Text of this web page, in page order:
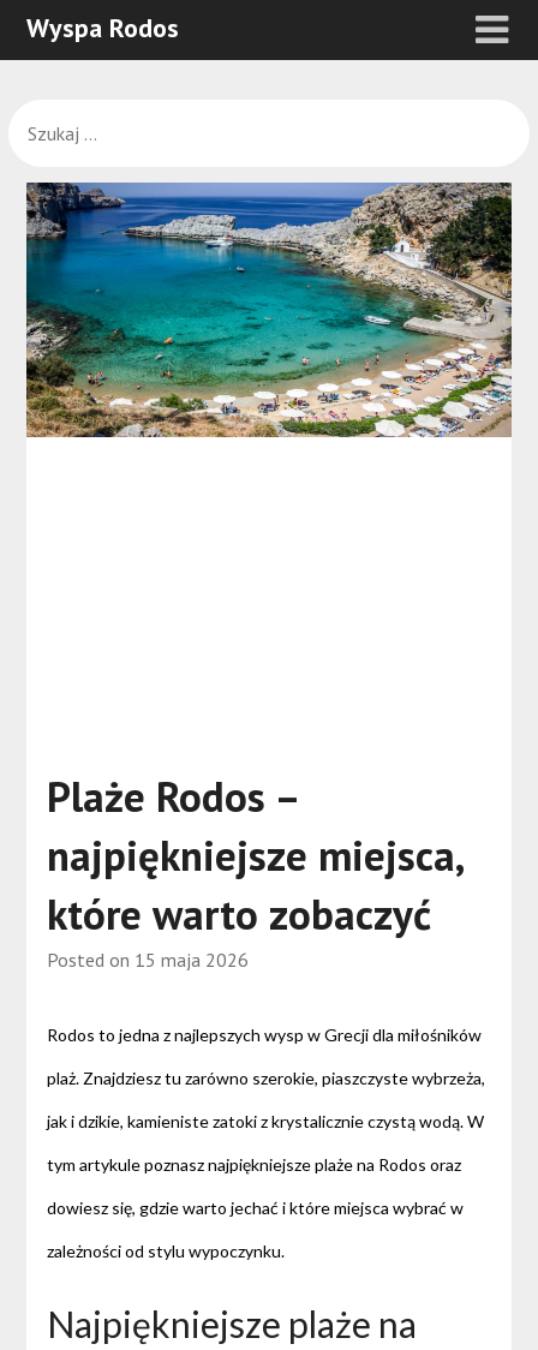
Wyspa Rodos
Plaże Rodos –
najpiękniejsze miejsca,
które warto zobaczyć
Posted on 15 maja 2026
Rodos to jedna z najlepszych wysp w Grecji dla miłośników
plaż. Znajdziesz tu zarówno szerokie, piaszczyste wybrzeża,
jak i dzikie, kamieniste zatoki z krystalicznie czystą wodą. W
tym artykule poznasz najpiękniejsze plaże na Rodos oraz
dowiesz się, gdzie warto jechać i które miejsca wybrać w
zależności od stylu wypoczynku.
Najpiękniejsze plaże na